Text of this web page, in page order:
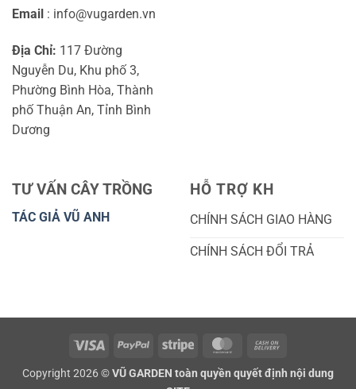
Email : info@vugarden.vn
Địa Chỉ: 117 Đường
Nguyễn Du, Khu phố 3,
Phường Bình Hòa, Thành
phố Thuận An, Tỉnh Bình
Dương
TƯ VẤN CÂY TRỒNG
TÁC GIẢ VŨ ANH
HỖ TRỢ KH
CHÍNH SÁCH GIAO HÀNG
CHÍNH SÁCH ĐỔI TRẢ
Visa PayPal Stripe MasterCard
Delivery
Copyright 2026 ©VŨ GARDEN toàn quyền quyết định nội dung